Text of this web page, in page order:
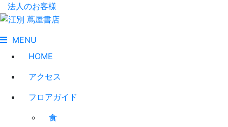
法人のお客様
MENU
HOME
アクセス
フロアガイド
食